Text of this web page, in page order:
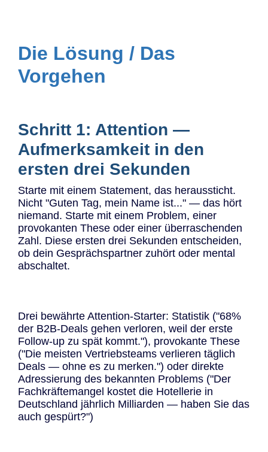
Die Lösung / Das
Vorgehen
Schritt 1: Attention —
Aufmerksamkeit in den
ersten drei Sekunden
Starte mit einem Statement, das heraussticht.
Nicht "Guten Tag, mein Name ist..." — das hört
niemand. Starte mit einem Problem, einer
provokanten These oder einer überraschenden
Zahl. Diese ersten drei Sekunden entscheiden,
ob dein Gesprächspartner zuhört oder mental
abschaltet.
Drei bewährte Attention-Starter: Statistik ("68%
der B2B-Deals gehen verloren, weil der erste
Follow-up zu spät kommt."), provokante These
("Die meisten Vertriebsteams verlieren täglich
Deals — ohne es zu merken.") oder direkte
Adressierung des bekannten Problems ("Der
Fachkräftemangel kostet die Hotellerie in
Deutschland jährlich Milliarden — haben Sie das
auch gespürt?")